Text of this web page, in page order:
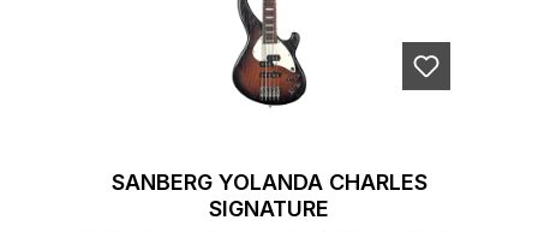
SANBERG YOLANDA CHARLES
SIGNATURE